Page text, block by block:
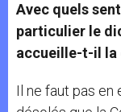
Avec quels
particulier le
accueille-t-il la
Il ne faut pas